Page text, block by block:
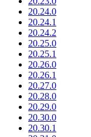
20.24.0
20.24.1
20.24.2
20.25.0
20.25.1
20.26.0
20.26.1
20.27.0
20.28.0
20.29.0
20.30.0
20.30.1